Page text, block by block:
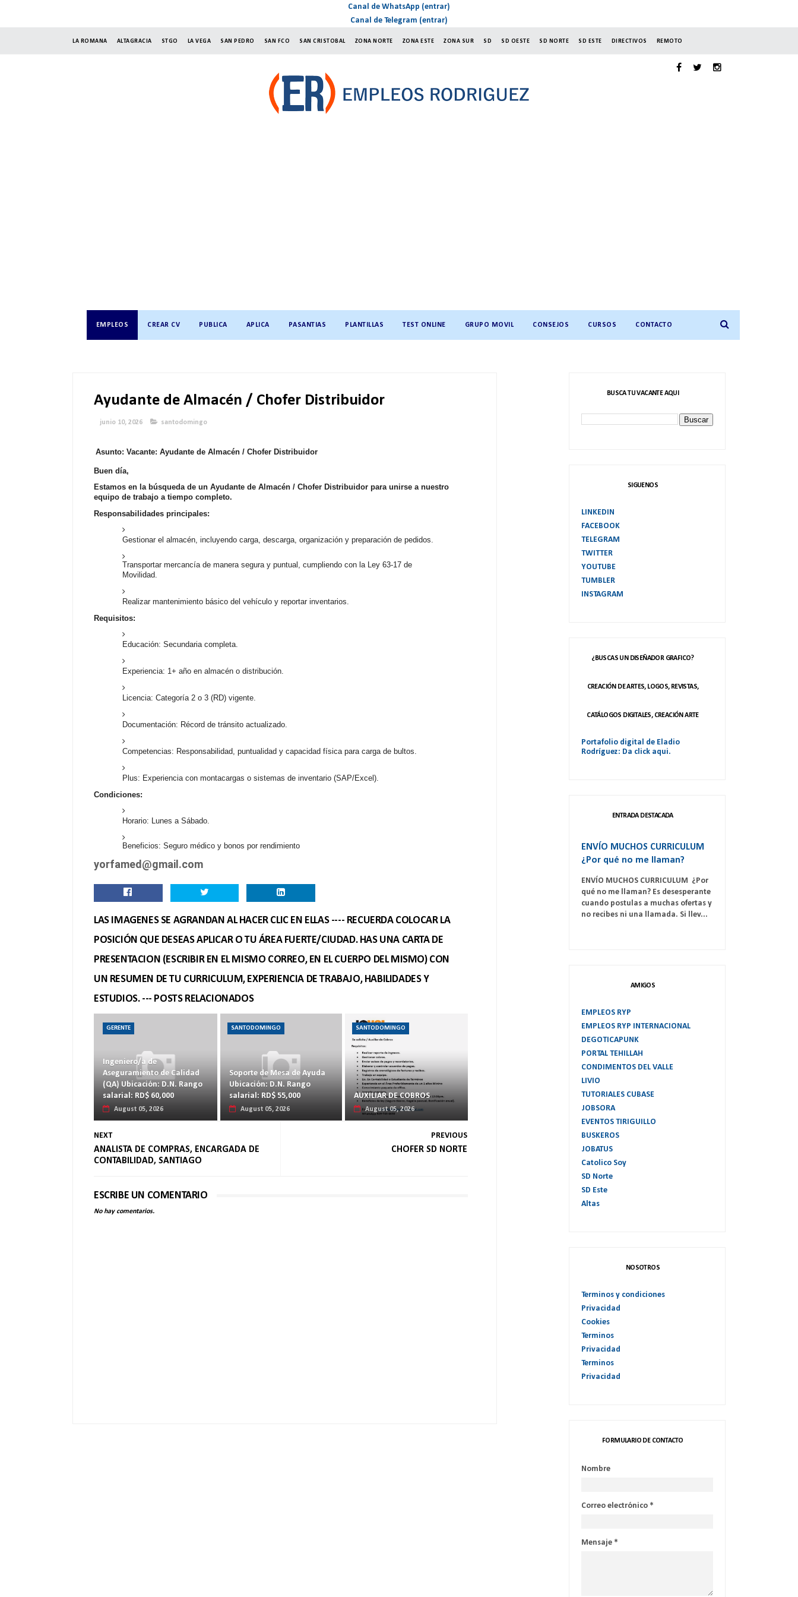
Canal de WhatsApp (entrar)
Canal de Telegram (entrar)
LA ROMANA ALTAGRACIA STGO LA VEGA SAN PEDRO SAN FCO SAN CRISTOBAL ZONA NORTE ZONA ESTE ZONA SUR SD SD OESTE SD NORTE SD ESTE DIRECTIVOS REMOTO
EMPLEOS CREAR CV PUBLICA APLICA PASANTIAS PLANTILLAS TEST ONLINE GRUPO MOVIL CONSEJOS CURSOS CONTACTO
Ayudante de Almacén / Chofer Distribuidor
junio 10, 2026 santodomingo
Asunto: Vacante: Ayudante de Almacén / Chofer Distribuidor
Buen día,
Estamos en la búsqueda de un Ayudante de Almacén / Chofer Distribuidor para unirse a nuestro
equipo de trabajo a tiempo completo.
Responsabilidades principales:
Gestionar el almacén, incluyendo carga, descarga, organización y preparación de pedidos.
Transportar mercancía de manera segura y puntual, cumpliendo con la Ley 63-17 de
Movilidad.
Realizar mantenimiento básico del vehículo y reportar inventarios.
Requisitos:
Educación: Secundaria completa.
Experiencia: 1+ año en almacén o distribución.
Licencia: Categoría 2 o 3 (RD) vigente.
Documentación: Récord de tránsito actualizado.
Competencias: Responsabilidad, puntualidad y capacidad física para carga de bultos.
Plus: Experiencia con montacargas o sistemas de inventario (SAP/Excel).
Condiciones:
Horario: Lunes a Sábado.
Beneficios: Seguro médico y bonos por rendimiento
yorfamed@gmail.com
LAS IMAGENES SE AGRANDAN AL HACER CLIC EN ELLAS ---- RECUERDA COLOCAR LA
POSICIÓN QUE DESEAS APLICAR O TU ÁREA FUERTE/CIUDAD. HAS UNA CARTA DE
PRESENTACION (ESCRIBIR EN EL MISMO CORREO, EN EL CUERPO DEL MISMO) CON
UN RESUMEN DE TU CURRICULUM, EXPERIENCIA DE TRABAJO, HABILIDADES Y
ESTUDIOS. --- POSTS RELACIONADOS
GERENTE
Ingeniero/a de
Aseguramiento de Calidad
(QA) Ubicación: D.N. Rango
salarial: RD$ 60,000
August 05, 2026
SANTODOMINGO
Soporte de Mesa de Ayuda
Ubicación: D.N. Rango
salarial: RD$ 55,000
August 05, 2026
SANTODOMINGO
AUXILIAR DE COBROS
August 05, 2026
NEXT
ANALISTA DE COMPRAS, ENCARGADA DE
CONTABILIDAD, SANTIAGO
PREVIOUS
CHOFER SD NORTE
ESCRIBE UN COMENTARIO
No hay comentarios.
BUSCA TU VACANTE AQUI
SIGUENOS
LINKEDIN
FACEBOOK
TELEGRAM
TWITTER
YOUTUBE
TUMBLER
INSTAGRAM
¿BUSCAS UN DISEÑADOR GRAFICO?
CREACIÓN DE ARTES, LOGOS, REVISTAS,
CATÁLOGOS DIGITALES, CREACIÓN ARTE
Portafolio digital de Eladio
Rodríguez: Da click aqui.
ENTRADA DESTACADA
ENVÍO MUCHOS CURRICULUM
¿Por qué no me llaman?
ENVÍO MUCHOS CURRICULUM ¿Por
qué no me llaman? Es desesperante
cuando postulas a muchas ofertas y
no recibes ni una llamada. Si llev...
AMIGOS
EMPLEOS RYP
EMPLEOS RYP INTERNACIONAL
DEGOTICAPUNK
PORTAL TEHILLAH
CONDIMENTOS DEL VALLE
LIVIO
TUTORIALES CUBASE
JOBSORA
EVENTOS TIRIGUILLO
BUSKEROS
JOBATUS
Catolico Soy
SD Norte
SD Este
Altas
NOSOTROS
Terminos y condiciones
Privacidad
Cookies
Terminos
Privacidad
Terminos
Privacidad
FORMULARIO DE CONTACTO
Nombre
Correo electrónico *
Mensaje *